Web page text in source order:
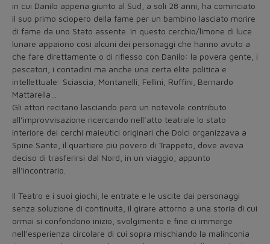
in cui Danilo appena giunto al Sud, a soli 28 anni, ha cominciato
il suo primo sciopero della fame per un bambino lasciato morire
di fame da uno Stato assente. In questo cerchio/limone di luce
lunare appaiono così alcuni dei personaggi che hanno avuto a
che fare direttamente o di riflesso con Danilo: la povera gente, i
pescatori, i contadini ma anche una certa élite politica e
intellettuale: Sciascia, Montanelli, Fellini, Ruffini, Bernardo
Mattarella…
Gli attori recitano lasciando però un notevole contributo
all’improvvisazione ricercando nell’atto teatrale lo stato
interiore dei cerchi maieutici originari che Dolci organizzava a
Spine Sante, il quartiere più povero di Trappeto, dove aveva
deciso di trasferirsi dal Nord, in un viaggio, appunto
all’incontrario.
Il Teatro e i suoi giochi, le entrate e le uscite dai personaggi
senza soluzione di continuità, il girare attorno a una storia di cui
ormai si confondono inizio, svolgimento e fine ci immerge
nell’esperienza circolare di cui sopra mischiando la malinconia